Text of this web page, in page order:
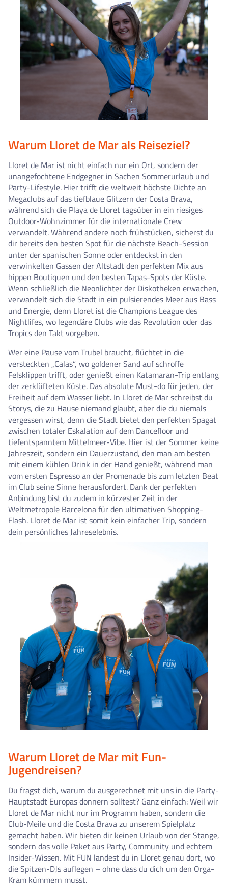
Warum Lloret de Mar als Reiseziel?
Lloret de Mar ist nicht einfach nur ein Ort, sondern der
unangefochtene Endgegner in Sachen Sommerurlaub und
Party-Lifestyle. Hier trifft die weltweit höchste Dichte an
Megaclubs auf das tiefblaue Glitzern der Costa Brava,
während sich die Playa de Lloret tagsüber in ein riesiges
Outdoor-Wohnzimmer für die internationale Crew
verwandelt. Während andere noch frühstücken, sicherst du
dir bereits den besten Spot für die nächste Beach-Session
unter der spanischen Sonne oder entdeckst in den
verwinkelten Gassen der Altstadt den perfekten Mix aus
hippen Boutiquen und den besten Tapas-Spots der Küste.
Wenn schließlich die Neonlichter der Diskotheken erwachen,
verwandelt sich die Stadt in ein pulsierendes Meer aus Bass
und Energie, denn Lloret ist die Champions League des
Nightlifes, wo legendäre Clubs wie das Revolution oder das
Tropics den Takt vorgeben.
Wer eine Pause vom Trubel braucht, flüchtet in die
versteckten „Calas“, wo goldener Sand auf schroffe
Felsklippen trifft, oder genießt einen Katamaran-Trip entlang
der zerklüfteten Küste. Das absolute Must-do für jeden, der
Freiheit auf dem Wasser liebt. In Lloret de Mar schreibst du
Storys, die zu Hause niemand glaubt, aber die du niemals
vergessen wirst, denn die Stadt bietet den perfekten Spagat
zwischen totaler Eskalation auf dem Dancefloor und
tiefentspanntem Mittelmeer-Vibe. Hier ist der Sommer keine
Jahreszeit, sondern ein Dauerzustand, den man am besten
mit einem kühlen Drink in der Hand genießt, während man
vom ersten Espresso an der Promenade bis zum letzten Beat
im Club seine Sinne herausfordert. Dank der perfekten
Anbindung bist du zudem in kürzester Zeit in der
Weltmetropole Barcelona für den ultimativen Shopping-
Flash. Lloret de Mar ist somit kein einfacher Trip, sondern
dein persönliches Jahreselebnis.
Warum Lloret de Mar mit Fun-
Jugendreisen?
Du fragst dich, warum du ausgerechnet mit uns in die Party-
Hauptstadt Europas donnern solltest? Ganz einfach: Weil wir
Lloret de Mar nicht nur im Programm haben, sondern die
Club-Meile und die Costa Brava zu unserem Spielplatz
gemacht haben. Wir bieten dir keinen Urlaub von der Stange,
sondern das volle Paket aus Party, Community und echtem
Insider-Wissen. Mit FUN landest du in Lloret genau dort, wo
die Spitzen-DJs auflegen – ohne dass du dich um den Orga-
Kram kümmern musst.